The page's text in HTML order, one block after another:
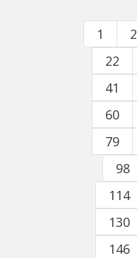
1 2
22
41
60
79
98
114
130
146